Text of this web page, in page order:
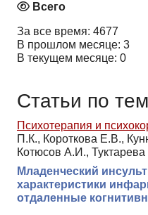
Всего
За все время: 4677
В прошлом месяце: 3
В текущем месяце: 0
Статьи по
Психотерапия и
П.К., Короткова Е.В.,
Котюсов А.И.,
Младенческий
характеристики
отдаленные